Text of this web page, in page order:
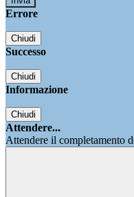
Errore
Chiudi
Successo
Chiudi
Informazione
Chiudi
Attendere...
Attendere il completamento